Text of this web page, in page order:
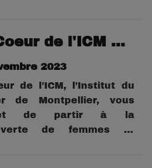
ou aide
drôle émouvant .
Au Coeur de l'ICM Ep 4 : Maguy
2023
de l'ICM, l'Institut du
de Montpellier, vous
de partir à la
de femmes et